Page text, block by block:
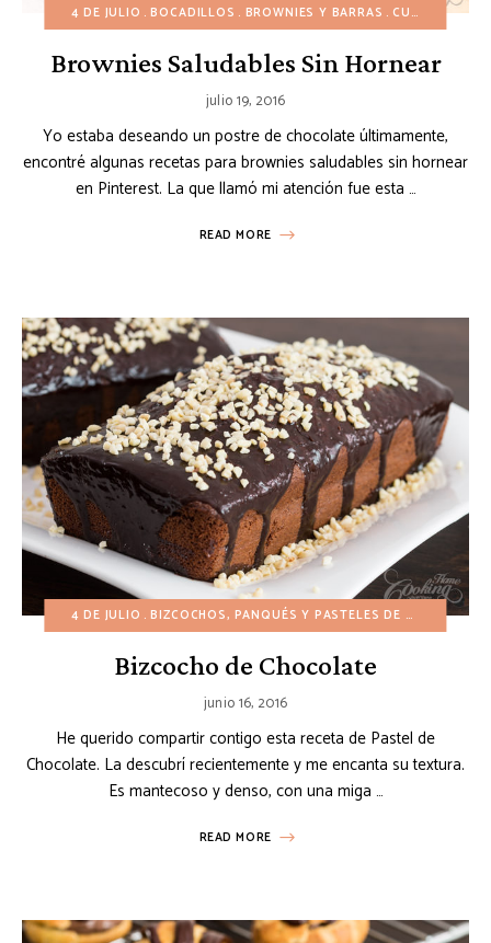
4 DE JULIO BOCADILLOS BROWNIES Y BARRAS CUMPLEAÑOS
Brownies Saludables Sin Hornear
julio 19, 2016
Yo estaba deseando un postre de chocolate últimamente,
encontré algunas recetas para brownies saludables sin hornear
en Pinterest. La que llamó mi atención fue esta …
READ MORE
4 DE JULIO BIZCOCHOS, PANQUÉS Y PASTELES DE LIBRA
Bizcocho de Chocolate
junio 16, 2016
He querido compartir contigo esta receta de Pastel de
Chocolate. La descubrí recientemente y me encanta su textura.
Es mantecoso y denso, con una miga …
READ MORE